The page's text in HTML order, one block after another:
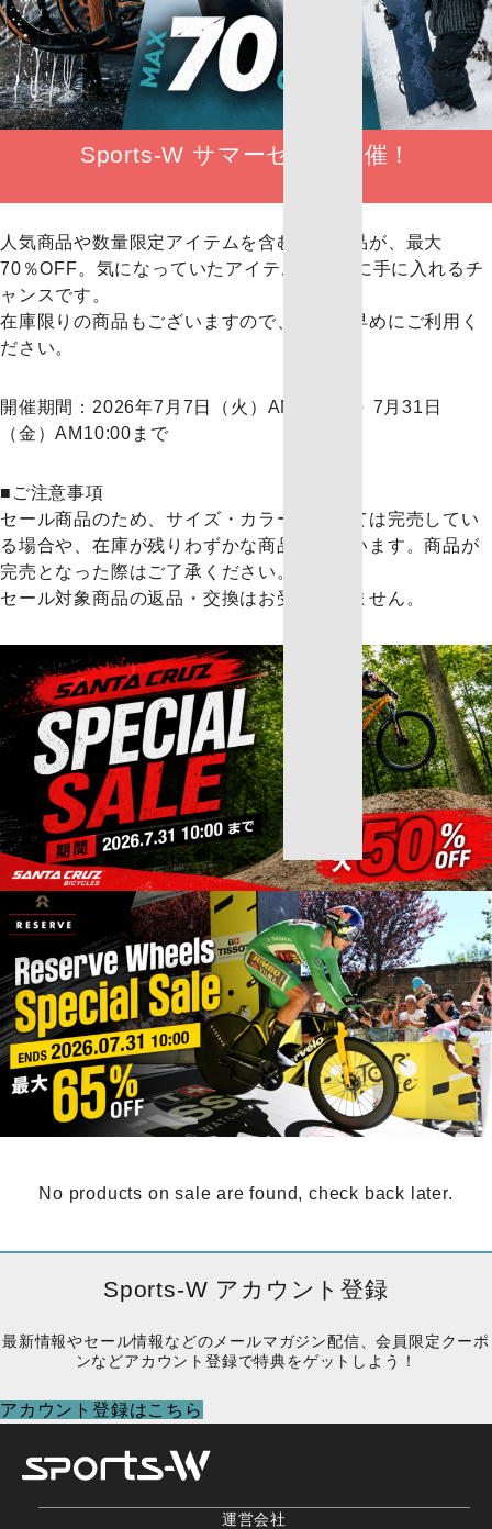
Sports-W サマーセール開催！
人気商品や数量限定アイテムを含む対象商品が、最大
70％OFF。気になっていたアイテムをお得に手に入れるチ
ャンスです。
在庫限りの商品もございますので、ぜひお早めにご利用く
ださい。
開催期間：2026年7月7日（火）AM10:00 ～ 7月31日
（金）AM10:00まで
■ご注意事項
セール商品のため、サイズ・カラーによっては完売してい
る場合や、在庫が残りわずかな商品がございます。商品が
完売となった際はご了承ください。
セール対象商品の返品・交換はお受けできません。
No products on sale are found, check back later.
Sports-W アカウント登録
最新情報やセール情報などのメールマガジン配信、会員限定クーポ
ンなどアカウント登録で特典をゲットしよう！
アカウント登録はこちら
運営会社